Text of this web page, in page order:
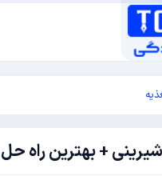
+ بهترین راه